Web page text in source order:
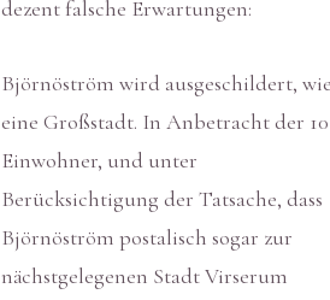
dezent falsche Erwartungen:
Björnöström wird ausgeschildert, wie
eine Großstadt. In Anbetracht der
Einwohner, und unter
Berücksichtigung der Tatsache, dass
Björnöström postalisch sogar zur
nächstgelegenen Stadt Virserum